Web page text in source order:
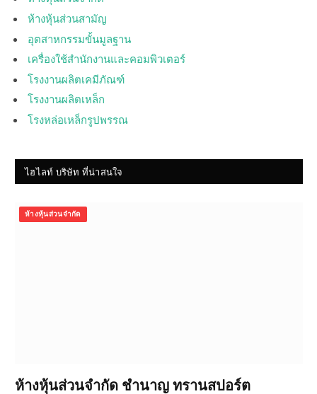
ห้างหุ้นส่วนสามัญ
อุตสาหกรรมขั้นมูลฐาน
เครื่องใช้สำนักงานและคอมพิวเตอร์
โรงงานผลิตเคมีภัณฑ์
โรงงานผลิตเหล็ก
โรงหล่อเหล็กรูปพรรณ
ไฮไลท์ บริษัท ที่น่าสนใจ
ห้างหุ้นส่วนจำกัด
ห้างหุ้นส่วนจำกัด ชำนาญ ทรานสปอร์ต